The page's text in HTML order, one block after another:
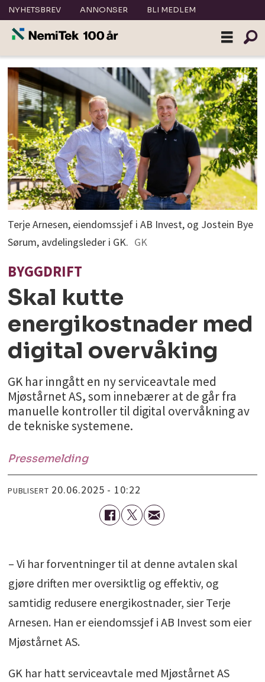
NYHETSBREV ANNONSER BLI MEDLEM
Terje Arnesen, eiendomssjef i AB Invest, og Jostein Bye
Sørum, avdelingsleder i GK. GK
BYGGDRIFT
Skal kutte
energikostnader med
digital overvåking
GK har inngått en ny serviceavtale med
Mjøstårnet AS, som innebærer at de går fra
manuelle kontroller til digital overvåkning av
de tekniske systemene.
Pressemelding
PUBLISERT 20.06.2025 - 10:22
– Vi har forventninger til at denne avtalen skal
gjøre driften mer oversiktlig og effektiv, og
samtidig redusere energikostnader, sier Terje
Arnesen. Han er eiendomssjef i AB Invest som eier
Mjøstårnet AS.
GK har hatt serviceavtale med Mjøstårnet AS